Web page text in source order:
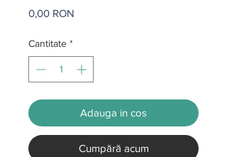
0,00 RON
Cantitate *
Adauga in cos
Cumpără acum